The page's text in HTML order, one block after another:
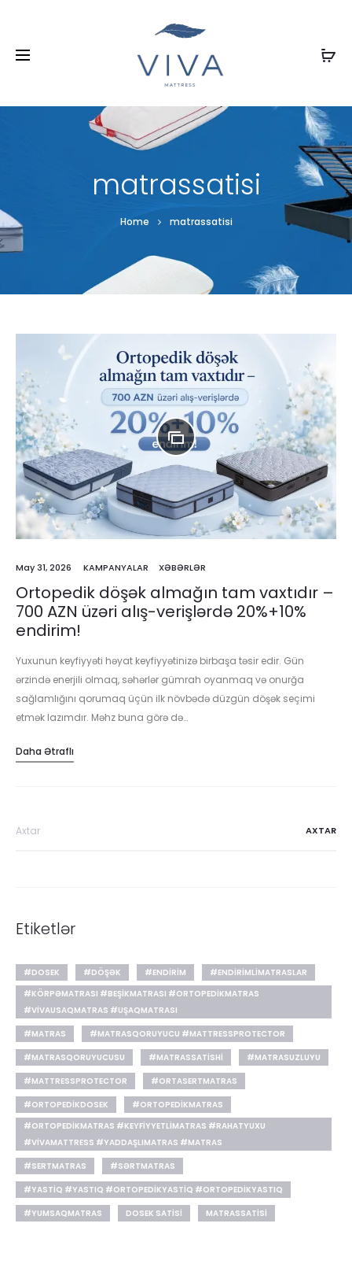
matrassatisi
Home matrassatisi
May 31, 2026 KAMPANYALAR XƏBƏRLƏR
Ortopedik döşək almağın tam vaxtıdır –
700 AZN üzəri alış-verişlərdə 20%+10%
endirim!
Yuxunun keyfiyyəti həyat keyfiyyətinizə birbaşa təsir edir. Gün
ərzində enerjili olmaq, səhərlər gümrah oyanmaq və onurğa
sağlamlığını qorumaq üçün ilk növbədə düzgün döşək seçimi
etmək lazımdır. Məhz buna görə də…
Daha Ətraflı
Etiketlər
#DOSEK #DÖŞƏK #ENDIRIM
#ENDIRIMLIMATRASLAR
#KÖRPƏMATRASI #BEŞIKMATRASI #ORTOPEDIKMATRAS
#VIVAUSAQMATRAS #UŞAQMATRASI
#MATRAS
#MATRASQORUYUCU #MATTRESSPROTECTOR
#MATRASQORUYUCUSU
#MATRASSATISHI
#MATRASUZLUYU
#MATTRESSPROTECTOR
#ORTASERTMATRAS
#ORTOPEDIKDOSEK
#ORTOPEDIKMATRAS
#ORTOPEDIKMATRAS #KEYFIYYETLIMATRAS #RAHATYUXU
#VIVAMATTRESS #YADDAŞLIMATRAS #MATRAS
#SERTMATRAS
#SƏRTMATRAS
#YASTIQ #YASTIQ #ORTOPEDIKYASTIQ #ORTOPEDIKYASTIQ
#YUMSAQMATRAS
DOSEK SATISI MATRASSATISI